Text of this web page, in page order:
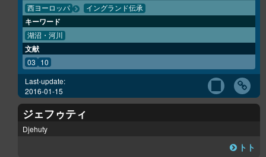
西ヨーロッパ イングランド伝承
キーワード
湖沼・河川
文献
03 10
Last-update:
2016-01-15
ジェフゥティ
Djehuty
トト